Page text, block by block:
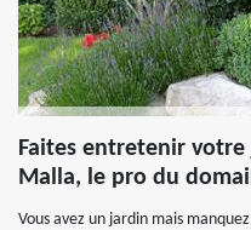
Faites entretenir
Malla, le pro du
Vous avez un jardin mais